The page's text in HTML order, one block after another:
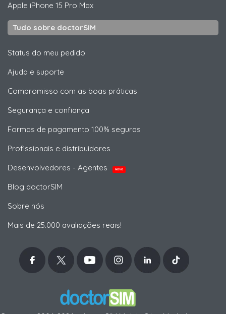
Apple iPhone 15 Pro Max
Tudo sobre doctorSIM
Status do meu pedido
Ajuda e suporte
Compromisso com as boas práticas
Segurança e confiança
Formas de pagamento 100% seguras
Profissionais e distribuidores
Desenvolvedores - Agentes
NOVO
Blog doctorSIM
Sobre nós
Mais de 25.000 avaliações reais!